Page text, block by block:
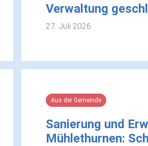
Verwaltung
27. Juli 2026
Aus der Gemeinde
Sanierung und
Mühlethurnen: